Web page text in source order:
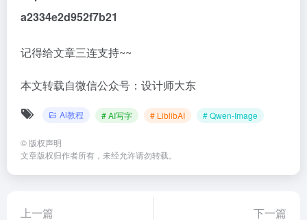
a2334e2d952f7b21
记得给文章三连支持~~
本文转载自微信公众号：设计师大东
Ai教程 # AI写字 # LiblibAI # Qwen-Image
© 版权声明
文章版权归作者所有，未经允许请勿转载。
上一篇 下一篇